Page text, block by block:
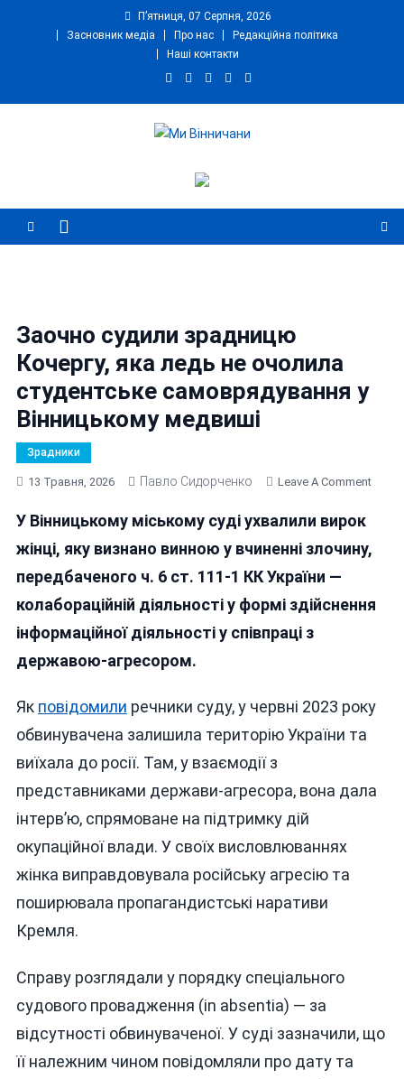
П’ятниця, 07 Серпня, 2026
Засновник медіа
Про нас
Редакційна політика
Наші контакти
Ми Вінничани
Заочно судили зрадницю
Кочергу, яка ледь не очолила
студентське самоврядування у
Вінницькому медвиші
Зрадники
13 Травня, 2026 Павло Сидорченко Leave A CommentOn
Ледь
У
У Вінницькому міському суді ухвалили вирок
жінці, яку визнано винною у вчиненні злочину,
передбаченого ч. 6 ст. 111-1 КК України —
колабораційній діяльності у формі здійснення
інформаційної діяльності у співпраці з
державою-агресором.
Як повідомили речники суду, у червні 2023 року
обвинувачена залишила територію України та
виїхала до росії. Там, у взаємодії з
представниками держави-агресора, вона дала
інтерв’ю, спрямоване на підтримку дій
окупаційної влади. У своїх висловлюваннях
жінка виправдовувала російську агресію та
поширювала пропагандистські наративи
Кремля.
Справу розглядали у порядку спеціального
судового провадження (in absentia) — за
відсутності обвинуваченої. У суді зазначили, що
її належним чином повідомляли про дату та